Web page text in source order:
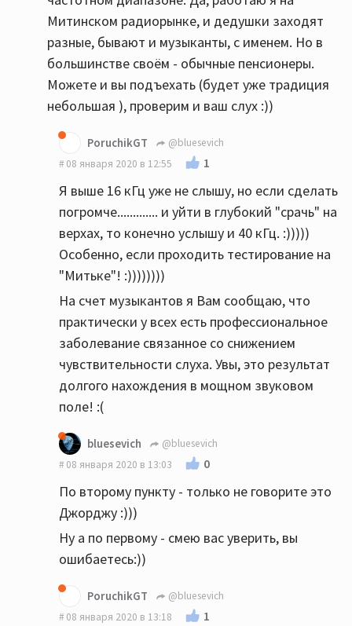
Митинском радиорынке, и дедушки заходят
разные, бывают и музыканты, с именем. Но в
большинстве своём - обычные пенсионеры.
Можете и вы подъехать (будет уже традиция
небольшая ), проверим и ваш слух :))
PoruchikGT
@bluesevich
08 января 2020 в 12:55
1
Я выше 16 кГц уже не слышу, но если сделать
погромче............. и уйти в глубокий "срачь" на
верхах, то конечно услышу и 40 кГц. :)))))
Особенно, если проходить тестирование на
"Митьке"! :))))))))
На счет музыкантов я Вам сообщаю, что
практически у всех есть профессиональное
заболевание связанное со снижением
чувствительности слуха. Увы, это результат
долгого нахождения в мощном звуковом
поле! :(
bluesevich
@bluesevich
08 января 2020 в 13:03
0
По второму пункту - только не говорите это
Джорджу :)))
Ну а по первому - смею вас уверить, вы
ошибаетесь:))
PoruchikGT
@bluesevich
08 января 2020 в 13:18
1